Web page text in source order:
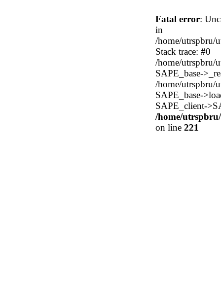
Fatal error:
in
/home/utrspbru/
Stack trace: #0
/home/utrspbru/
SAPE_base-
/home/utrspbru/
SAPE_base-
SAPE_client-
/home/
on line 221